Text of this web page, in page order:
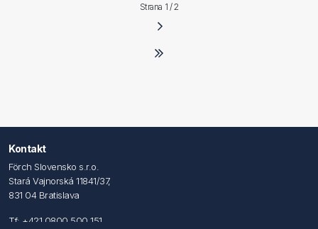
Strana 1 / 2
Kontakt
Förch Slovensko s.r.o.
Stará Vajnorská 11841/37,
831 04 Bratislava
Tf: +421 0800 500 151